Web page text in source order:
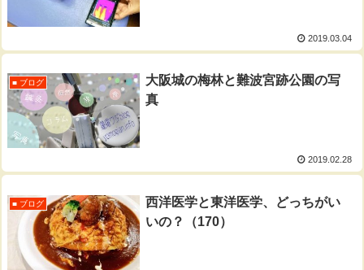
2019.03.04
■ ブログ
大阪城の梅林と難波宮跡公園の写
真
2019.02.28
■ ブログ
西洋医学と東洋医学、どっちがい
いの？（170）